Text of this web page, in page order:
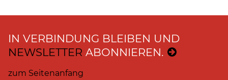
IN VERBINDUNG BLEIBEN UND
NEWSLETTER ABONNIEREN.
zum Seitenanfang